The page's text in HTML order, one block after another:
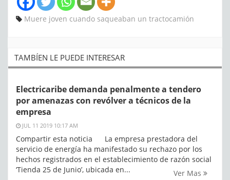
Muere joven cuando saqueaban un tractocamión
TAMBÍEN LE PUEDE INTERESAR
Electricaribe demanda penalmente a tendero
por amenazas con revólver a técnicos de la
empresa
JUL 11 2019 10:17 AM
Compartir esta noticia La empresa prestadora del
servicio de energía ha manifestado su rechazo por los
hechos registrados en el establecimiento de razón social
‘Tienda 25 de Junio’, ubicada en...
Ver Mas